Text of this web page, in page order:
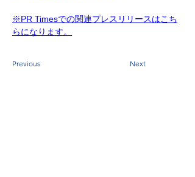
※PR Timesでの関連プレスリリースはこち
らになります。
Previous Next